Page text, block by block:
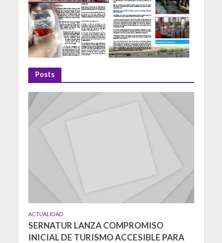
Posts
ACTUALIDAD
SERNATUR LANZA COMPROMISO
INICIAL DE TURISMO ACCESIBLE PARA